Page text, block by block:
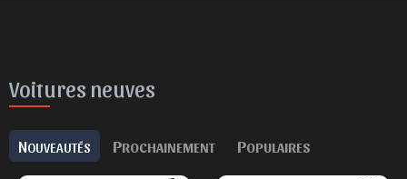
Voitures neuves
NOUVEAUTÉS PROCHAINEMENT POPULAIRES